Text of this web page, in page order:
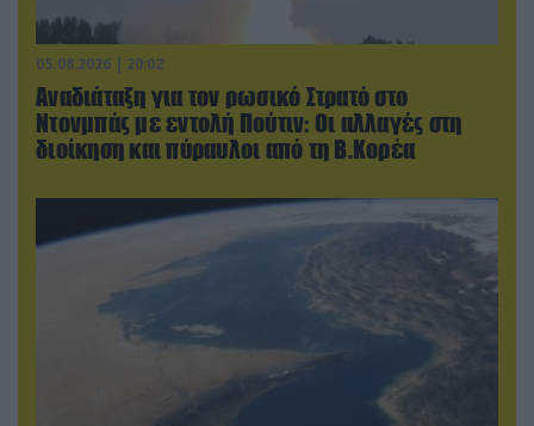
05.08.2026 | 20:02
Αναδιάταξη για τον ρωσικό Στρατό στο
Ντονμπάς με εντολή Πούτιν: Οι αλλαγές στη
διοίκηση και πύραυλοι από τη Β.Κορέα